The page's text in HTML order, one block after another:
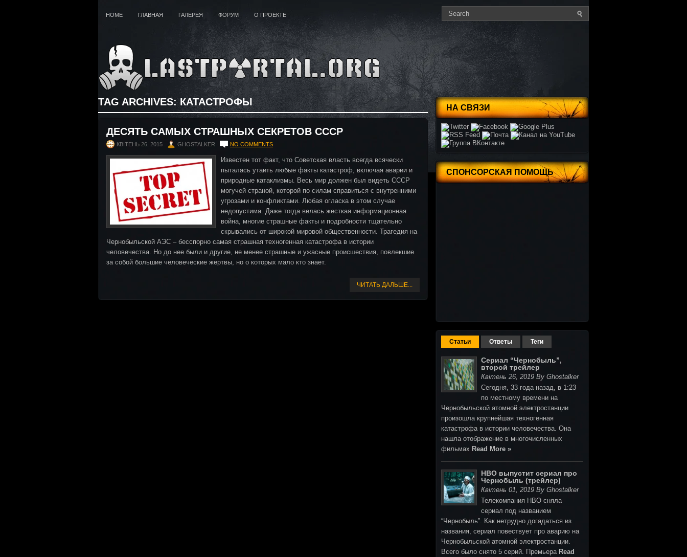
HOME ГЛАВНАЯ ГАЛЕРЕЯ ФОРУМ О ПРОЕКТЕ
TAG ARCHIVES: КАТАСТРОФЫ
ДЕСЯТЬ САМЫХ СТРАШНЫХ СЕКРЕТОВ СССР
КВІТЕНЬ 26, 2015 GHOSTALKER NO COMMENTS
Известен тот факт, что Советская власть всегда всячески
пыталась утаить любые факты катастроф, включая аварии и
природные катаклизмы. Весь мир должен был видеть СССР
могучей страной, которой по силам справиться с внутренними
угрозами и конфликтами. Любая огласка в этом случае
недопустима. Даже тогда велась жесткая информационная
война, многие страшные факты и подробности тщательно
скрывались от широкой мировой общественности. Трагедия на
Чернобыльской АЭС – бесспорно самая страшная техногенная катастрофа в истории
человечества. Но до нее были и другие, не менее страшные и ужасные происшествия, повлекшие
за собой большие человеческие жертвы, но о которых мало кто знает.
ЧИТАТЬ ДАЛЬШЕ...
НА СВЯЗИ
СПОНСОРСКАЯ ПОМОЩЬ
Статьи Ответы Теги
Сериал “Чернобыль”,
второй трейлер
Квітень 26, 2019 By Ghostalker
Сегодня, 33 года назад, в 1:23
по местному времени на
Чернобыльской атомной электростанции
произошла крупнейшая техногенная
катастрофа в истории человечества. Она
нашла отображение в многочисленных
фильмах Read More »
HBO выпустит сериал про
Чернобыль (трейлер)
Квітень 01, 2019 By Ghostalker
Телекомпания HBO сняла
сериал под названием
“Чернобыль”. Как нетрудно догадаться из
названия, сериал повествует про аварию на
Чернобыльской атомной электростанции.
Всего было снято 5 серий. Премьера Read